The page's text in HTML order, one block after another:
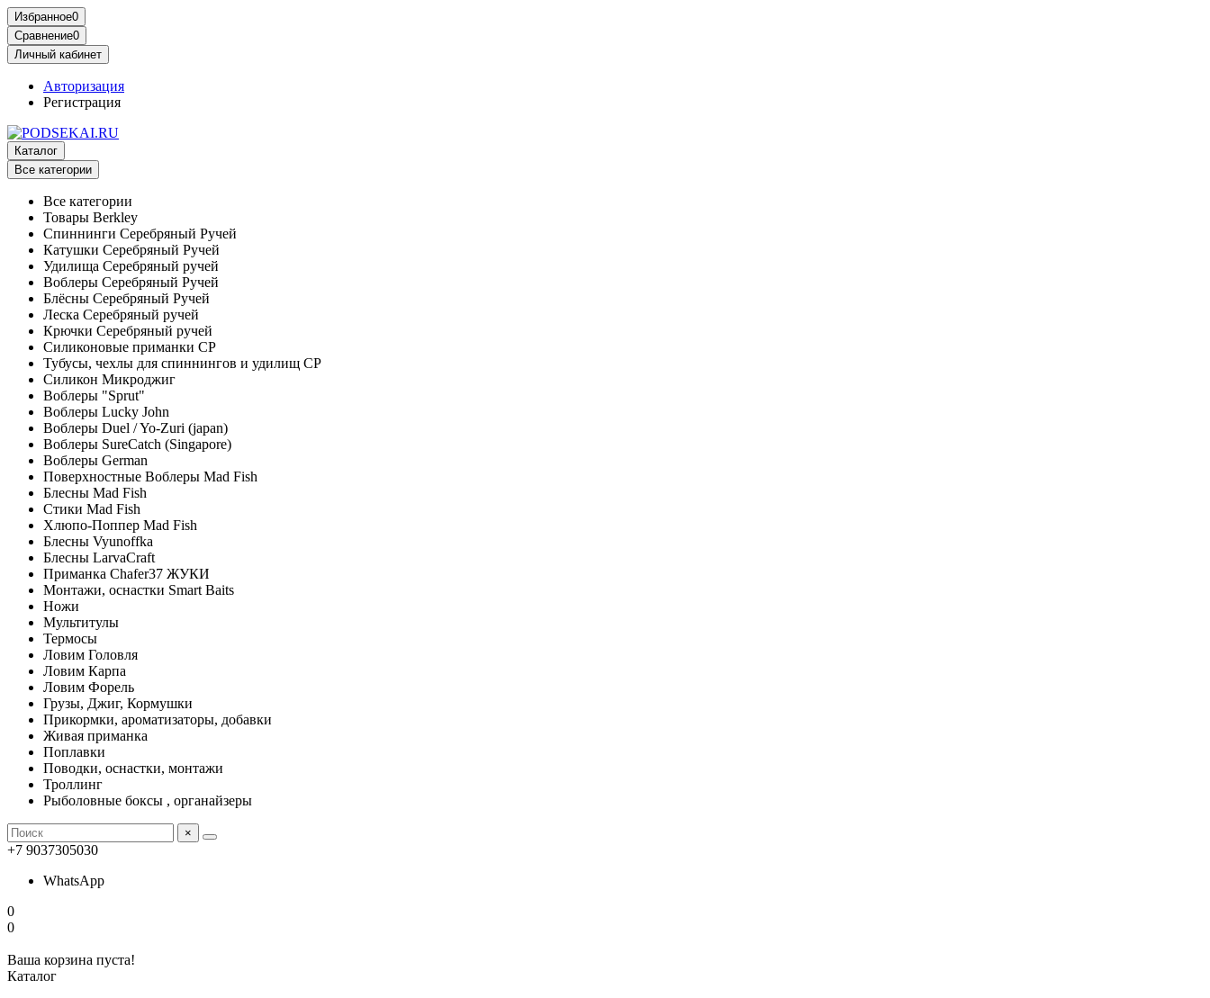
Избранное0
Сравнение0
Личный кабинет
Авторизация
Регистрация
Каталог
Все категории
Все категории
Товары Berkley
Спиннинги Серебряный Ручей
Катушки Серебряный Ручей
Удилища Серебряный ручей
Воблеры Серебряный Ручей
Блёсны Серебряный Ручей
Леска Серебряный ручей
Крючки Серебряный ручей
Силиконовые приманки СР
Тубусы, чехлы для спиннингов и удилищ СР
Силикон Микроджиг
Воблеры "Sprut"
Воблеры Lucky John
Воблеры Duel / Yo-Zuri (japan)
Воблеры SureCatch (Singapore)
Воблеры German
Поверхностные Воблеры Mad Fish
Блесны Mad Fish
Стики Mad Fish
Хлюпо-Поппер Mad Fish
Блесны Vyunoffka
Блесны LarvaCraft
Приманка Chafer37 ЖУКИ
Монтажи, оснастки Smart Baits
Ножи
Мультитулы
Термосы
Ловим Головля
Ловим Карпа
Ловим Форель
Грузы, Джиг, Кормушки
Прикормки, ароматизаторы, добавки
Живая приманка
Поплавки
Поводки, оснастки, монтажи
Троллинг
Рыболовные боксы , органайзеры
×
+7 9037305030
WhatsApp
0
0
Ваша корзина пуста!
Каталог